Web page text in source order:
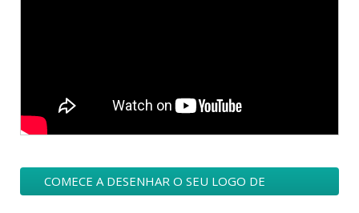
COMECE A DESENHAR O SEU LOGO DE